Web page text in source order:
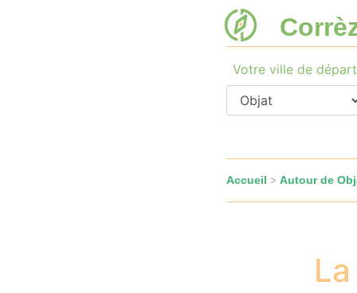
Votre ville de départ
Accueil > Autour de